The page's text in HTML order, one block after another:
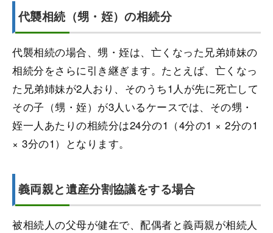
代襲相続（甥・姪）の相続分
代襲相続の場合、甥・姪は、亡くなった兄弟姉妹の
相続分をさらに引き継ぎます。たとえば、亡くなっ
た兄弟姉妹が2人おり、そのうち1人が先に死亡して
その子（甥・姪）が3人いるケースでは、その甥・
姪一人あたりの相続分は24分の1（4分の1 × 2分の1
× 3分の1）となります。
義両親と遺産分割協議をする場合
被相続人の父母が健在で、配偶者と義両親が相続人